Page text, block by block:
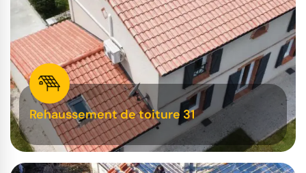
Rehaussement de toiture 31